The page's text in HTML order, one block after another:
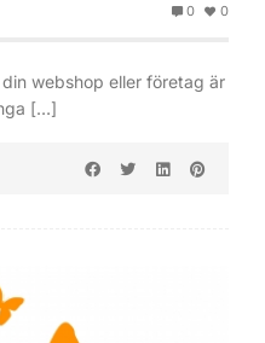
0 0
webshop eller företag är
[…]